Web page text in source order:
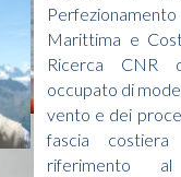
Marittima e
Ricerca
occupato di
vento e dei
fascia
riferimento